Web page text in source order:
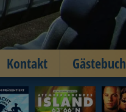
Kontakt Gästebuch